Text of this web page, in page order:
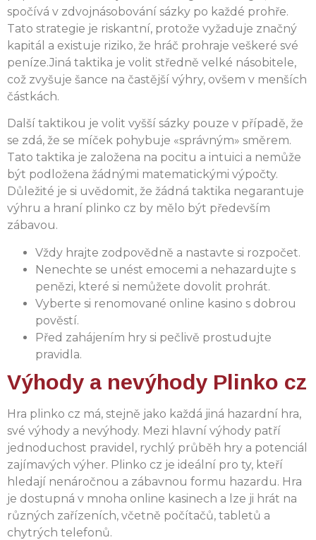
spočívá v zdvojnásobování sázky po každé prohře.
Tato strategie je riskantní, protože vyžaduje značný
kapitál a existuje riziko, že hráč prohraje veškeré své
peníze.Jiná taktika je volit středně velké násobitele,
což zvyšuje šance na častější výhry, ovšem v menších
částkách.
Další taktikou je volit vyšší sázky pouze v případě, že
se zdá, že se míček pohybuje «správným» směrem.
Tato taktika je založena na pocitu a intuici a nemůže
být podložena žádnými matematickými výpočty.
Důležité je si uvědomit, že žádná taktika negarantuje
výhru a hraní plinko cz by mělo být především
zábavou.
Vždy hrajte zodpovědně a nastavte si rozpočet.
Nenechte se unést emocemi a nehazardujte s
penězi, které si nemůžete dovolit prohrát.
Vyberte si renomované online kasino s dobrou
pověstí.
Před zahájením hry si pečlivě prostudujte
pravidla.
Výhody a nevýhody Plinko cz
Hra plinko cz má, stejně jako každá jiná hazardní hra,
své výhody a nevýhody. Mezi hlavní výhody patří
jednoduchost pravidel, rychlý průběh hry a potenciál
zajímavých výher. Plinko cz je ideální pro ty, kteří
hledají nenáročnou a zábavnou formu hazardu. Hra
je dostupná v mnoha online kasinech a lze ji hrát na
různých zařízeních, včetně počítačů, tabletů a
chytrých telefonů.